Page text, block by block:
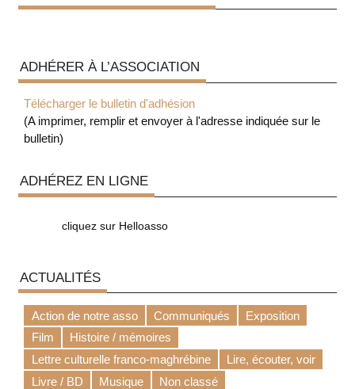
ADHÉRER À L’ASSOCIATION
Télécharger le bulletin d'adhésion
(A imprimer, remplir et envoyer à l'adresse indiquée sur le
bulletin)
ADHÉREZ EN LIGNE
cliquez sur Helloasso
ACTUALITÉS
Action de notre asso Communiqués
Exposition
Film
Histoire / mémoires
Lettre culturelle franco-maghrébine
Lire, écouter, voir
Livre / BD
Musique
Non classé